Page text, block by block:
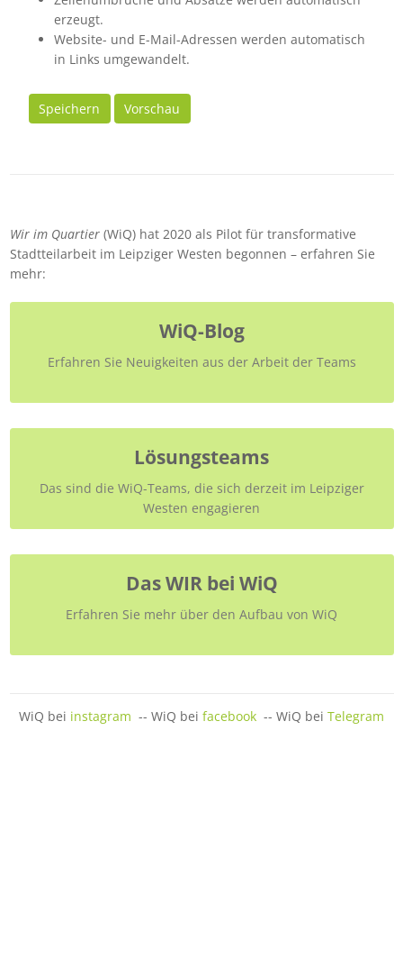
erzeugt.
Website- und E-Mail-Adressen werden automatisch
in Links umgewandelt.
Speichern Vorschau
Wir im Quartier(WiQ) hat 2020 als Pilot für transformative
Stadtteilarbeit im Leipziger Westen begonnen – erfahren Sie
mehr:
WiQ-Blog
Erfahren Sie Neuigkeiten aus der Arbeit der Teams
Lösungsteams
Das sind die WiQ-Teams, die sich derzeit im Leipziger
Westen engagieren
Das WIR bei WiQ
Erfahren Sie mehr über den Aufbau von WiQ
WiQ bei instagram -- WiQ bei facebook -- WiQ bei Telegram